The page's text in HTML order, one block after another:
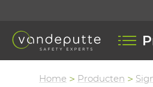
Home Producten